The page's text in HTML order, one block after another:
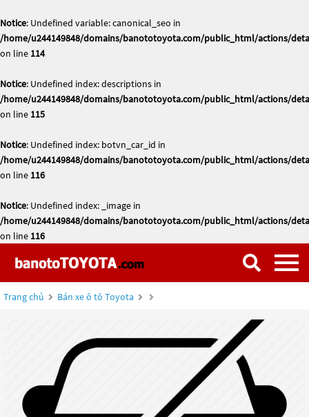
Notice: Undefined variable: canonical_seo in
/home/u244149848/domains/banototoyota.com/public_html/actions/
on line 114
Notice: Undefined index: descriptions in
/home/u244149848/domains/banototoyota.com/public_html/actions/
on line 115
Notice: Undefined index: botvn_car_id in
/home/u244149848/domains/banototoyota.com/public_html/actions/
on line 116
Notice: Undefined index: _image in
/home/u244149848/domains/banototoyota.com/public_html/actions/
on line 116
Trang chủ Bán xe ô tô Toyota